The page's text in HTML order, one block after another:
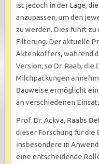
ist jedoch in der Lage,
anzupassen, um den
zu werden. Dies führt
Filterung. Der aktuelle
Aktenkoffers, während
Version, so Dr. Raab,
Milchpackungen
Bauweise ermöglicht
an verschiedenen
Prof. Dr. Ackva, Raabs
dieser Forschung für
insbesondere in
eine entscheidende